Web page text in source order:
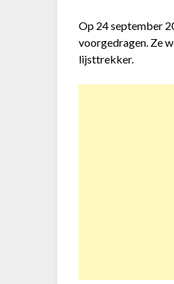
Op 24 september
voorgedragen. Ze
lijsttrekker.